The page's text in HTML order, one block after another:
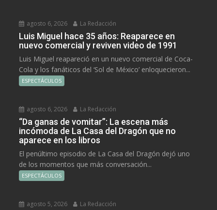
agosto 6, 2026 La Redacción
Luis Miguel hace 35 años: Reaparece en
nuevo comercial y reviven video de 1991
Luis Miguel reapareció en un nuevo comercial de Coca-
Cola y los fanáticos del ‘Sol de México’ enloquecieron...
ESPECTÁCULOS
agosto 6, 2026 La Redacción
“Da ganas de vomitar”: La escena más
incómoda de La Casa del Dragón que no
aparece en los libros
El penúltimo episodio de La Casa del Dragón dejó uno
de los momentos que más conversación...
ESPECTÁCULOS
agosto 5, 2026 La Redacción